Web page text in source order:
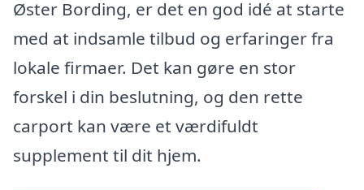
Øster Bording, er det en god idé at starte
med at indsamle tilbud og erfaringer fra
lokale firmaer. Det kan gøre en stor
forskel i din beslutning, og den rette
carport kan være et værdifuldt
supplement til dit hjem.